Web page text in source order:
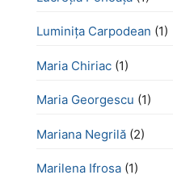
Luminița Carpodean (1)
Maria Chiriac (1)
Maria Georgescu (1)
Mariana Negrilă (2)
Marilena Ifrosa (1)